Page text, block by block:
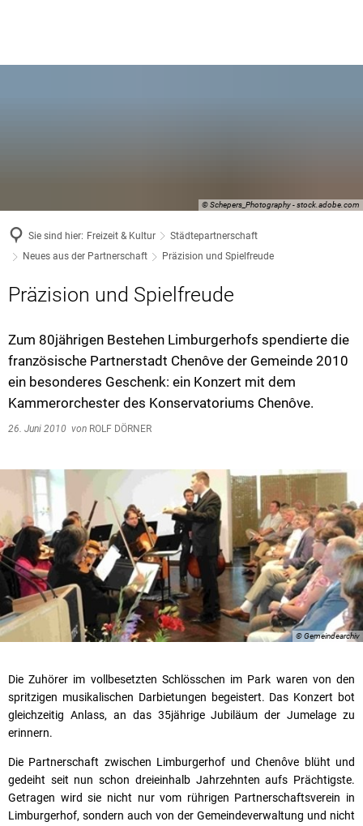
© Schepers_Photography - stock.adobe.com
Sie sind hier: Freizeit & Kultur
Städtepartnerschaft
Neues aus der Partnerschaft
Präzision und Spielfreude
Präzision und Spielfreude
Zum 80jährigen Bestehen Limburgerhofs spendierte die
französische Partnerstadt Chenôve der Gemeinde 2010
ein besonderes Geschenk: ein Konzert mit dem
Kammerorchester des Konservatoriums Chenôve.
26. Juni 2010 von ROLF DÖRNER
© Gemeindearchiv
Die Zuhörer im vollbesetzten Schlösschen im Park waren von den
spritzigen musikalischen Darbietungen begeistert. Das Konzert bot
gleichzeitig Anlass, an das 35jährige Jubiläum der Jumelage zu
erinnern.
Die Partnerschaft zwischen Limburgerhof und Chenôve blüht und
gedeiht seit nun schon dreieinhalb Jahrzehnten aufs Prächtigste.
Getragen wird sie nicht nur vom rührigen Partnerschaftsverein in
Limburgerhof, sondern auch von der Gemeindeverwaltung und nicht